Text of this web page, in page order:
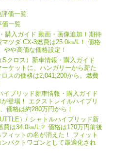
価一覧
価一覧
購入ガイド 動画・画像追加！期待
ツダ CX-3燃費は25.0㎞/L！ 価格
やや高価な価格設定！
クロス）新車情報・購入ガイド
ケットに、ハンガリーから新た
スの価格は2,041,200から。燃費
イブリッド新車情報・購入ガイド
登場！ エクストレイルハイブリ
価格は約280万円から！
）/ シャトルハイブリッド新
費は34.0㎞/L？ 価格は170万円前後
ィットの名が消えた！ フィット
パクトワゴンとして最適化され